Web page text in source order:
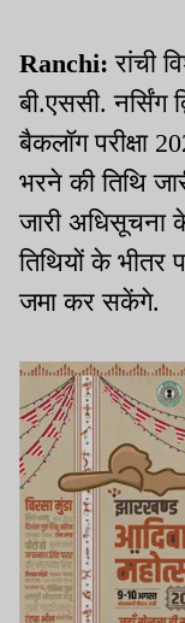
Ranchi:रांची
बी.एससी. नर्सिंग
बैकलॉग परीक्षा
भरने की तिथि
जारी अधिसूचना
तिथियों के भीतर
जमा कर सकेंगे.